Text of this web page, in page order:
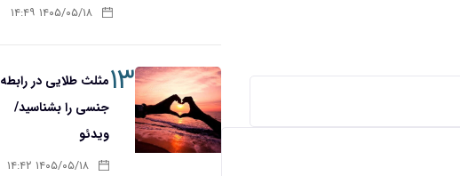
۱۴۰۵/۰۵/۱۸ ۱۴:۴۹
۱۳مثلث طلایی در رابطه
جنسی را بشناسید/
ویدئو
۱۴۰۵/۰۵/۱۸ ۱۴:۴۲